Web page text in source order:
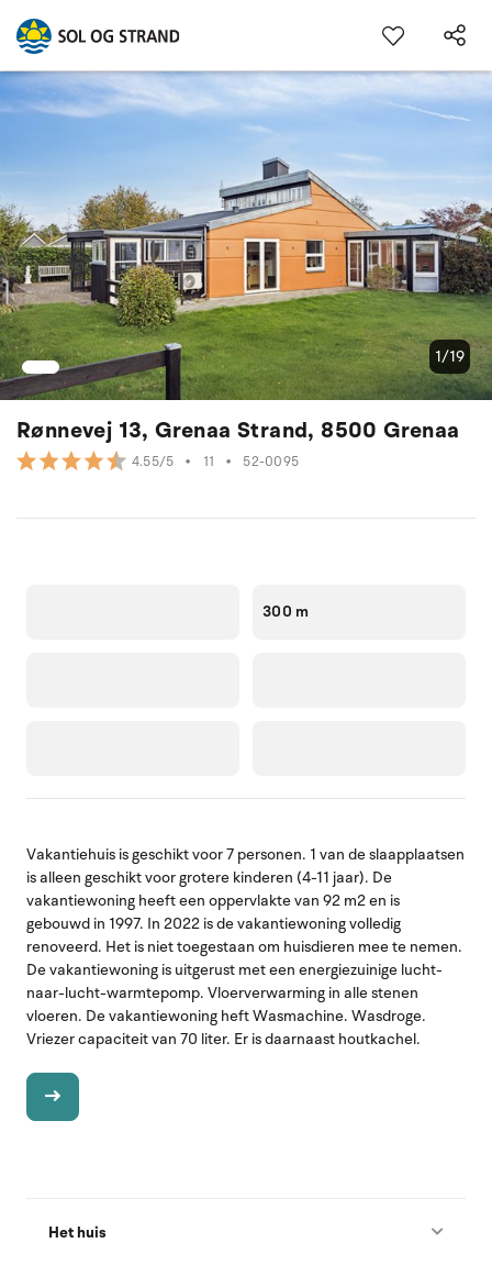
Rønnevej 13, Grenaa Strand, 8500 Grenaa
4.55/5 • 11 • 52-0095
1/19
300 m
Vakantiehuis is geschikt voor 7 personen. 1 van de slaapplaatsen
is alleen geschikt voor grotere kinderen (4-11 jaar). De
vakantiewoning heeft een oppervlakte van 92 m2 en is
gebouwd in 1997. In 2022 is de vakantiewoning volledig
renoveerd. Het is niet toegestaan om huisdieren mee te nemen.
De vakantiewoning is uitgerust met een energiezuinige lucht-
naar-lucht-warmtepomp. Vloerverwarming in alle stenen
vloeren. De vakantiewoning heft Wasmachine. Wasdroge.
Vriezer capaciteit van 70 liter. Er is daarnaast houtkachel.
Het huis